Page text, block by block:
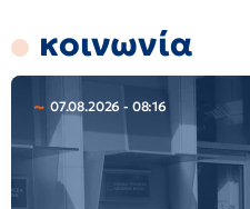
κοινωνία
07.08.2026 - 08:16